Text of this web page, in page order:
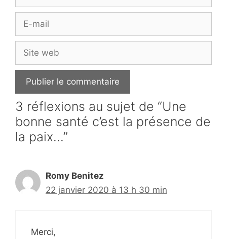
mail
web
3 réflexions au sujet de “Une
bonne santé c’est la présence de
la paix…”
Romy Benitez
22 janvier 2020 à 13 h 30 min
Merci,